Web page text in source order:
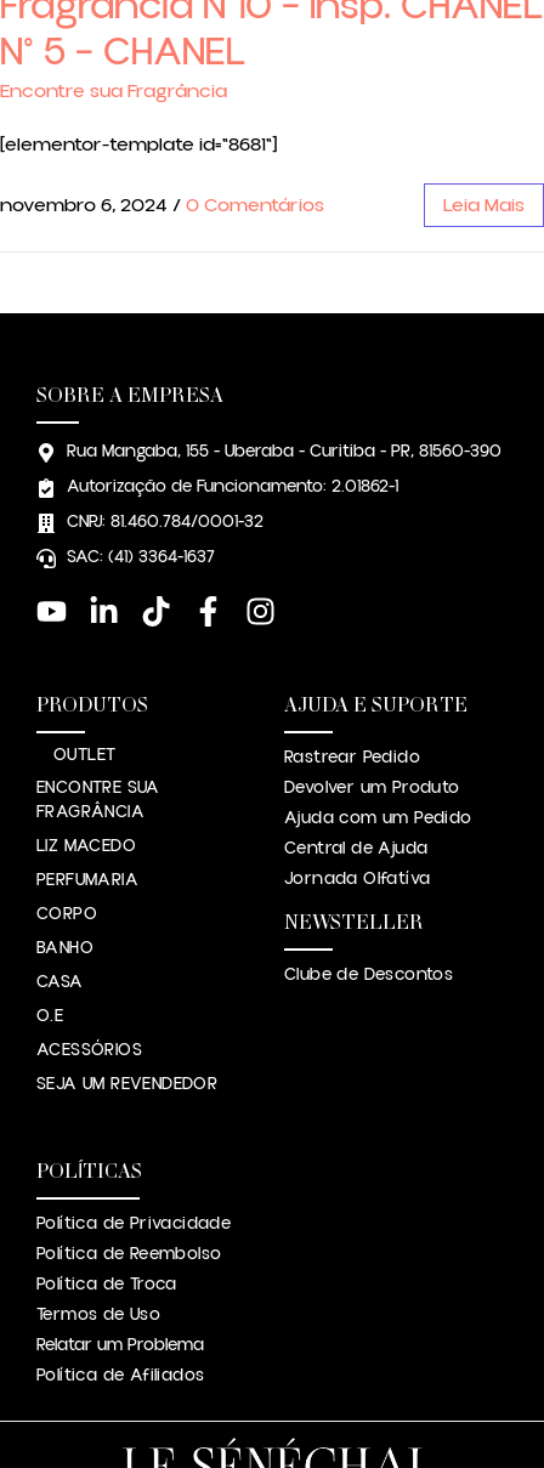
N° 5 – CHANEL
Encontre sua Fragrância
[elementor-template id="8681"]
novembro 6, 2024 /0 Comentários Leia Mais
SOBRE A EMPRESA
Rua Mangaba, 155 - Uberaba - Curitiba - PR, 81560-390
Autorização de Funcionamento: 2.01862-1
CNPJ: 81.460.784/0001-32
SAC: (41) 3364-1637
PRODUTOS
OUTLET
ENCONTRE SUA
FRAGRÂNCIA
LIZ MACEDO
PERFUMARIA
CORPO
BANHO
CASA
O.E
ACESSÓRIOS
SEJA UM REVENDEDOR
AJUDA E SUPORTE
Rastrear Pedido
Devolver um Produto
Ajuda com um Pedido
Central de Ajuda
Jornada Olfatíva
NEWSTELLER
Clube de Descontos
POLÍTICAS
Política de Privacidade
Política de Reembolso
Política de Troca
Termos de Uso
Relatar um Problema
Política de Afiliados